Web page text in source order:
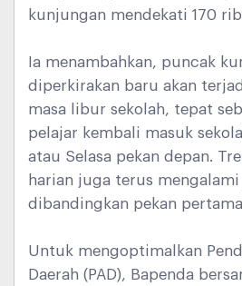
kunjungan mendekati 170
Ia menambahkan, puncak
diperkirakan baru akan
masa libur sekolah, tepat
pelajar kembali masuk
atau Selasa pekan depan.
harian juga terus
dibandingkan pekan
Untuk mengoptimalkan
Daerah (PAD), Bapenda